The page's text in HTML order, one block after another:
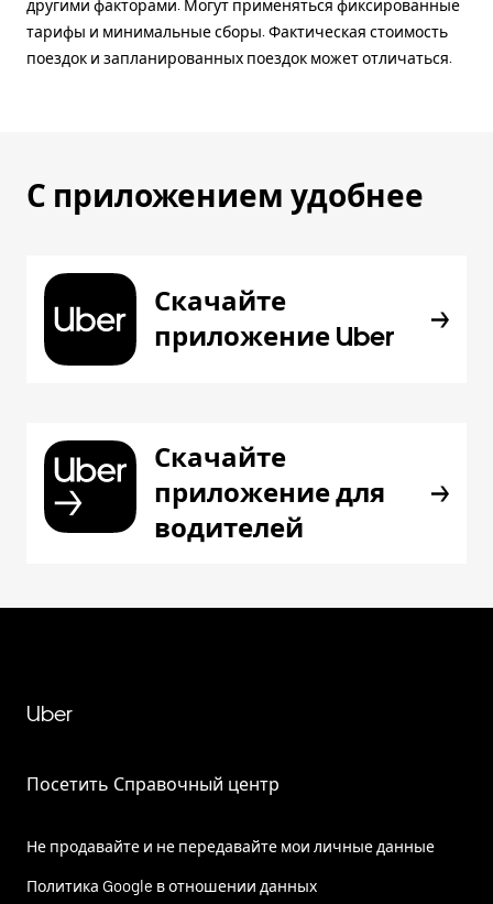
другими факторами. Могут применяться фиксированные
тарифы и минимальные сборы. Фактическая стоимость
поездок и запланированных поездок может отличаться.
С приложением удобнее
Скачайте
приложение Uber
Скачайте
приложение для
водителей
Uber
Посетить Справочный центр
Не продавайте и не передавайте мои личные данные
Политика Google в отношении данных